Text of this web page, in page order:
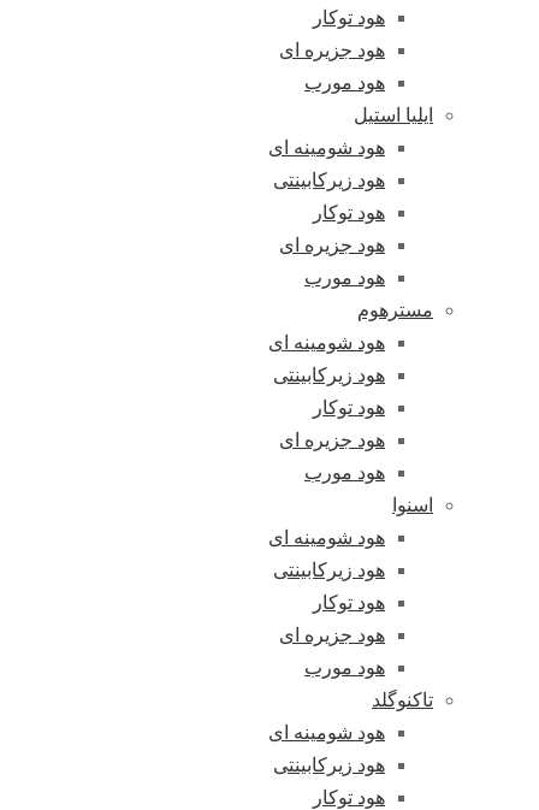
هود توکار
هود جزیره ای
هود مورب
ایلیا استیل
هود شومینه ای
هود زیرکابینتی
هود توکار
هود جزیره ای
هود مورب
مسترهوم
هود شومینه ای
هود زیرکابینتی
هود توکار
هود جزیره ای
هود مورب
اسنوا
هود شومینه ای
هود زیرکابینتی
هود توکار
هود جزیره ای
هود مورب
تاکنوگلد
هود شومینه ای
هود زیرکابینتی
هود توکار